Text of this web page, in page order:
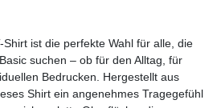
Shirt ist die perfekte Wahl für alle, die
suchen – ob für den Alltag, für
Bedrucken. Hergestellt aus
Shirt ein angenehmes Tragegefühl